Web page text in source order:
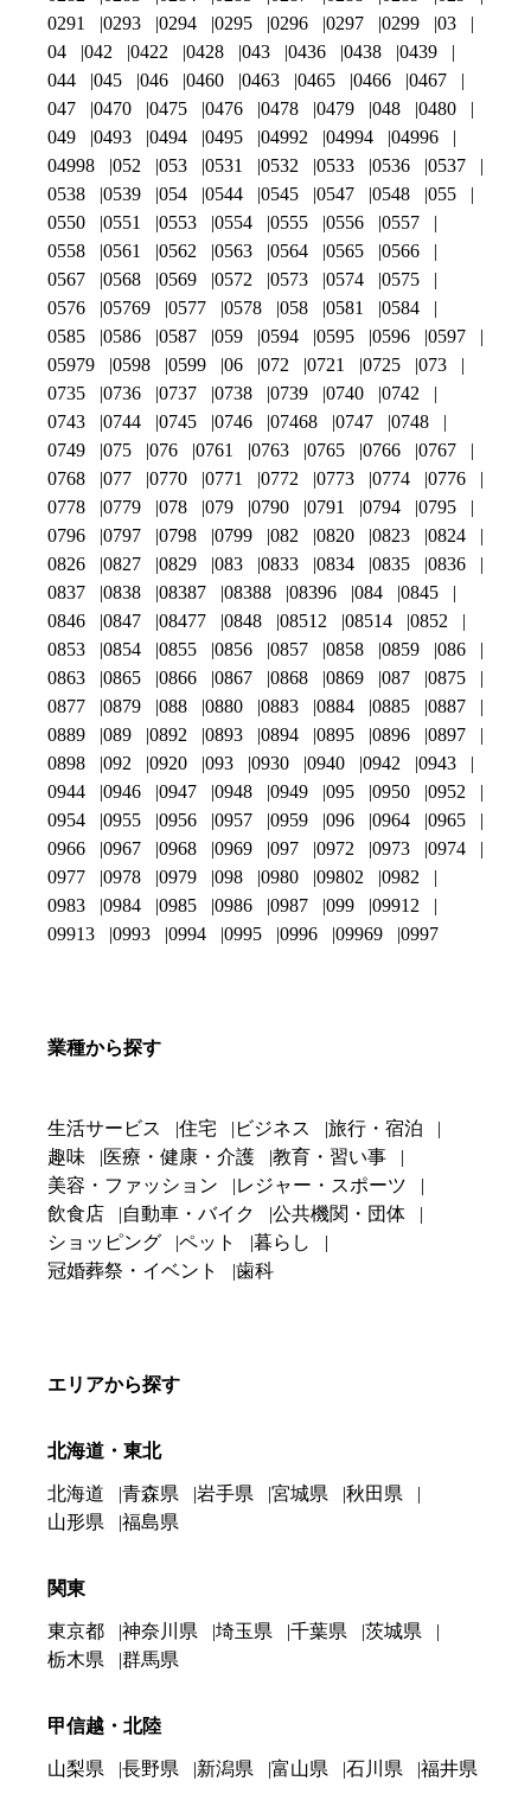
0291
0293 0294 0295 0296 0297 0299
03
04
042 0422 0428 043 0436 0438
0439
044
045 046 0460 0463 0465 0466
0467
047
0470 0475 0476 0478 0479 048
0480
049
0493 0494 0495 04992 04994
04996
04998
052 053 0531 0532 0533 0536
0537
0538
0539 054 0544 0545 0547 0548
055
0550
0551 0553 0554 0555 0556
0557
0558
0561 0562 0563 0564 0565
0566
0567
0568 0569 0572 0573 0574
0575
0576
05769 0577 0578 058 0581
0584
0585
0586 0587 059 0594 0595 0596
0597
05979
0598 0599 06 072 0721 0725
073
0735
0736 0737 0738 0739 0740
0742
0743
0744 0745 0746 07468 0747
0748
0749
075 076 0761 0763 0765 0766
0767
0768
077 0770 0771 0772 0773 0774
0776
0778
0779 078 079 0790 0791 0794
0795
0796
0797 0798 0799 082 0820 0823
0824
0826
0827 0829 083 0833 0834 0835
0836
0837
0838 08387 08388 08396 084
0845
0846
0847 08477 0848 08512 08514
0852
0853
0854 0855 0856 0857 0858 0859
086
0863
0865 0866 0867 0868 0869 087
0875
0877
0879 088 0880 0883 0884 0885
0887
0889
089 0892 0893 0894 0895 0896
0897
0898
092 0920 093 0930 0940 0942
0943
0944
0946 0947 0948 0949 095 0950
0952
0954
0955 0956 0957 0959 096 0964
0965
0966
0967 0968 0969 097 0972 0973
0974
0977
0978 0979 098 0980 09802
0982
0983
0984 0985 0986 0987 099
09912
09913
0993 0994 0995 0996 09969 0997
業種から探す
生活サービス 住宅 ビジネス
旅行・宿泊
趣味
医療・健康・介護
教育・習い事
美容・ファッション
レジャー・スポーツ
飲食店
自動車・バイク
公共機関・団体
ショッピング
ペット
暮らし
冠婚葬祭・イベント
歯科
エリアから探す
北海道・東北
北海道 青森県 岩手県 宮城県
秋田県
山形県
福島県
関東
東京都 神奈川県 埼玉県 千葉県
茨城県
栃木県
群馬県
甲信越・北陸
山梨県 長野県 新潟県 富山県 石川県 福井県